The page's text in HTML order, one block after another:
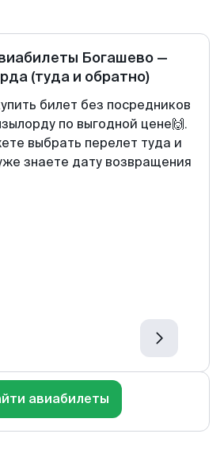
Богашево —
(туда и обратно)
билет без посредников
по выгодной цене🙌.
выбрать перелет туда и
знаете дату возвращения
авиабилеты